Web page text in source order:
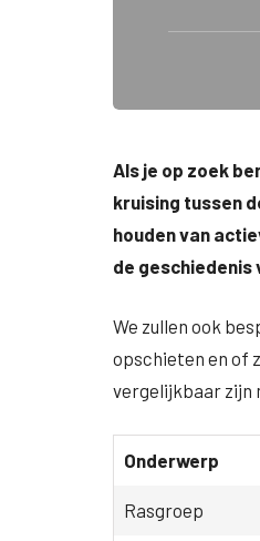
Als je op zoek
kruising tussen
houden van
de geschiedenis
We zullen ook
opschieten en of
vergelijkbaar zijn
Onderwerp
Rasgroep